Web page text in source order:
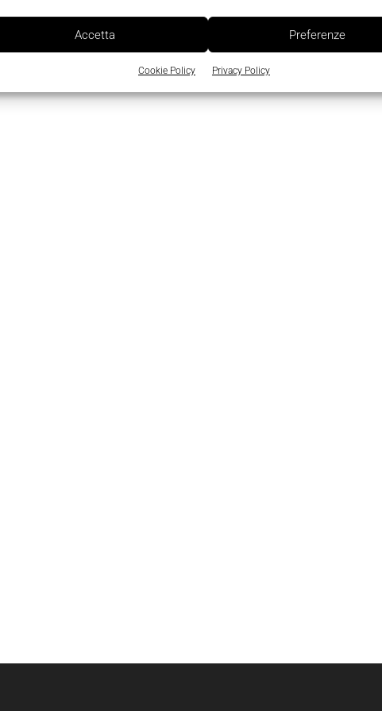
Accetta Preferenze
Cookie Policy Privacy Policy